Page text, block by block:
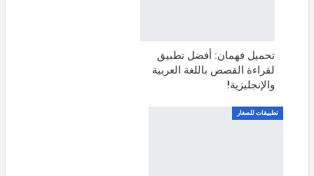
تحميل فهمان: أفضل تطبيق
لقراءة القصص باللغة العربية
والإنجليزية!
تطبيقات للصغار